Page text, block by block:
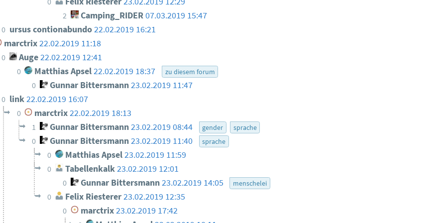
2 Camping_RIDER07.03.2019 15:47
0 ursus contionabundo22.02.2019 16:21
marctrix22.02.2019 11:18
0 Auge 22.02.2019 12:41
0 Matthias Apsel22.02.2019 18:37 zu diesem forum
0 Gunnar Bittersmann23.02.2019 11:47
0 link22.02.2019 16:07
0 marctrix22.02.2019 18:13
1 Gunnar Bittersmann23.02.2019 08:44 gender sprache
0 Gunnar Bittersmann23.02.2019 11:40 sprache
0 Matthias Apsel23.02.2019 11:59
0 Tabellenkalk23.02.2019 12:01
0 Gunnar Bittersmann23.02.2019 14:05 menschelei
0 Felix Riesterer23.02.2019 12:35
0 marctrix23.02.2019 17:42